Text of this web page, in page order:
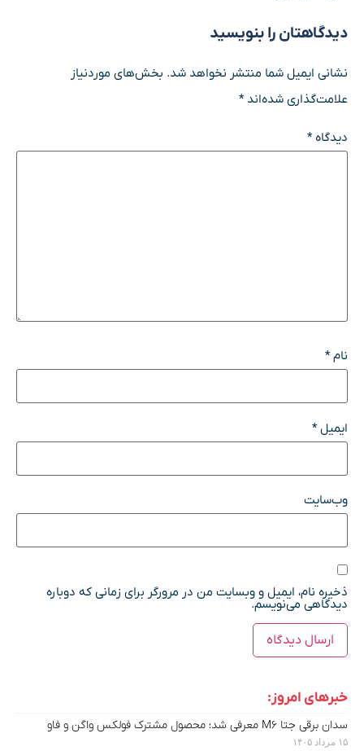
دیدگاهتان را بنویسید
نشانی ایمیل شما منتشر نخواهد شد. بخش‌های موردنیاز
علامت‌گذاری شده‌اند*
دیدگاه*
نام*
ایمیل*
وب‌سایت
ذخیره نام، ایمیل و وبسایت من در مرورگر برای زمانی که دوباره
دیدگاهی می‌نویسم.
خبرهای امروز:
سدان برقی جتا M6 معرفی شد؛ محصول مشترک فولکس واگن و فاو
۱۵ مرداد ۱۴۰۵